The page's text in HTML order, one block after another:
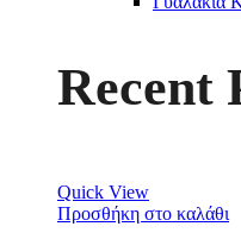
Recent
Quick View
Προσθήκη στο καλάθι